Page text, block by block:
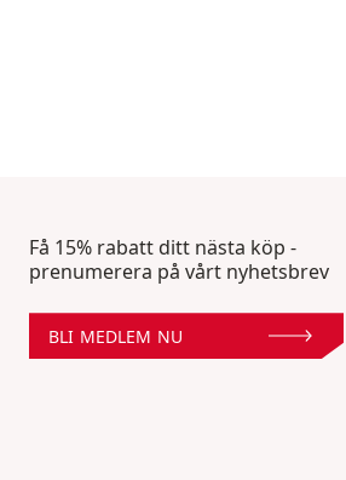
Få 15% rabatt ditt nästa köp -
prenumerera på vårt nyhetsbrev
BLI MEDLEM NU